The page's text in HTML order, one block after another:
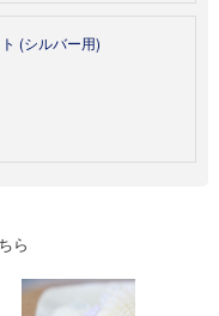
(シルバー用)
ら